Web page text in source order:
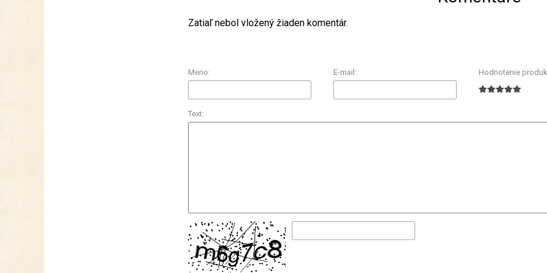
Zatiaľ nebol vložený žiaden komentár.
Meno: E-mail: Hodnotenie
Text: